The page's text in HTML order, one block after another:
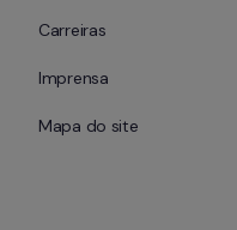
Carreiras
Imprensa
Mapa do site